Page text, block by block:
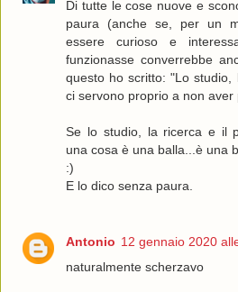
Di tutte le cose nuove e
paura (anche se, per un
essere curioso e
funzionasse converrebbe
questo ho scritto: "Lo
ci servono proprio a non aver
Se lo studio, la ricerca e il
una cosa è una balla...è una
:)
E lo dico senza paura.
Antonio 12 gennaio 2020
naturalmente scherzavo